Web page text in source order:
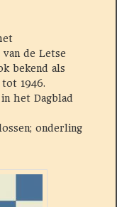
de Letse
bekend als
1946.
het Dagblad
onderling